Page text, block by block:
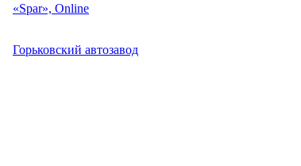
«Spar», Online
Горьковский автозавод